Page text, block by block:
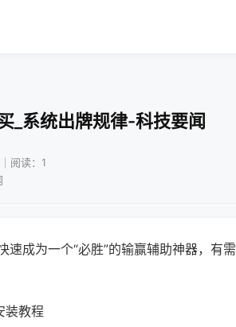
_系统出牌规律-科技要闻
阅读：1
成为一个“必胜”的输赢辅助神器，有需
装教程